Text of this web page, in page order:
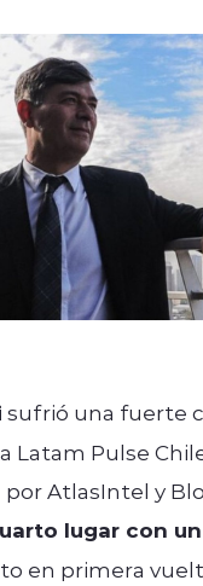
claro
sufrió una fuerte
Latam Pulse
por AtlasIntel y
lugar con un
en primera